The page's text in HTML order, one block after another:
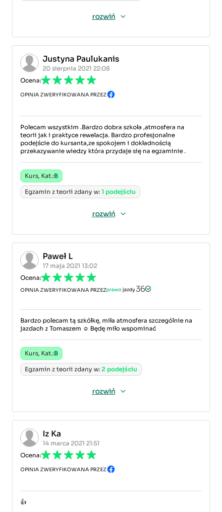
rozwiń
Justyna Paulukanis
20 sierpnia 2021 22:08
Ocena:
OPINIA ZWERYFIKOWANA PRZEZ
Polecam wszystkim .Bardzo dobra szkoła ,atmosfera na
teorii jak i praktyce rewelacja. Bardzo profesjonalne
podejście do kursanta,ze spokojem i dokładnością
przekazywanie wiedzy która przydaje się na egzaminie .
Kurs, Kat.:B
Egzamin z teorii zdany w: 1 podejściu
rozwiń
Paweł L
17 maja 2021 13:02
Ocena:
OPINIA ZWERYFIKOWANA PRZEZ
Bardzo polecam tą szkółkę, miła atmosfera szczególnie na
jazdach z Tomaszem ☺ Będę miło wspominać
Kurs, Kat.:B
Egzamin z teorii zdany w: 2 podejściu
rozwiń
Iz Ka
14 marca 2021 21:51
Ocena:
OPINIA ZWERYFIKOWANA PRZEZ
👍